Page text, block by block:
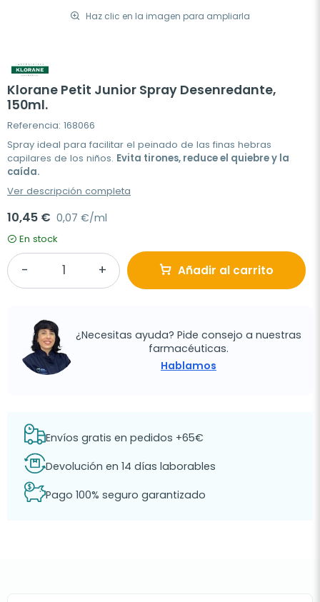
Haz clic en la imagen para ampliarla
Klorane Petit Junior Spray Desenredante,
150ml.
Referencia: 168066
Spray ideal para facilitar el peinado de las finas hebras
capilares de los niños. Evita tirones, reduce el quiebre y la
caída.
Ver descripción completa
10,45 € 0,07 €/ml
En stock
Añadir al carrito
¿Necesitas ayuda? Pide consejo a nuestras
farmacéuticas.
Hablamos
Envíos gratis en pedidos +65€
Devolución en 14 días laborables
Pago 100% seguro garantizado